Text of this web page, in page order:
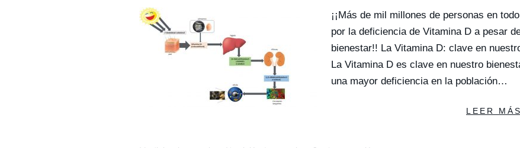
¡¡Más de mil millones de personas en
por la deficiencia de Vitamina D a pesar
bienestar!! La Vitamina D: clave en
La Vitamina D es clave en nuestro
una mayor deficiencia en la población…
LEER MÁS